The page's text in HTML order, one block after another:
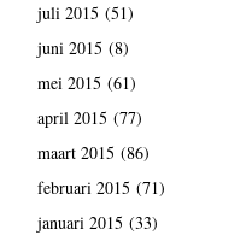
juli 2015 (51)
juni 2015 (8)
mei 2015 (61)
april 2015 (77)
maart 2015 (86)
februari 2015 (71)
januari 2015 (33)